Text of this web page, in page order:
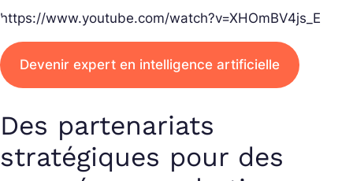
https://www.youtube.com/watch?v=XHOmBV4js_E
Devenir expert en intelligence artificielle
Des partenariats
stratégiques pour des